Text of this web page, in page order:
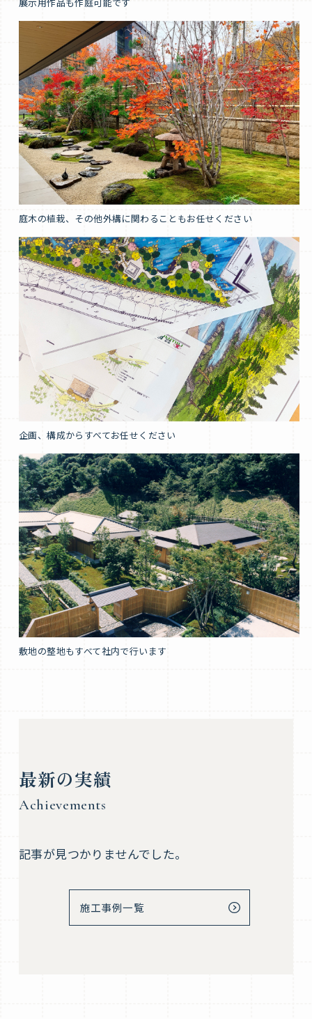
庭木の植栽、その他外構に関わることもお任せください
企画、構成からすべてお任せください
敷地の整地もすべて社内で行います
最新の実績
Achievements
記事が見つかりませんでした。
施工事例一覧